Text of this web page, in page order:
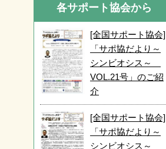
各サポート協会から
[全国サポート協会]
「サポ協だより～
シンビオシス～
VOL.21号」のご紹
介
[全国サポート協会]
「サポ協だより～
シンビオシス～